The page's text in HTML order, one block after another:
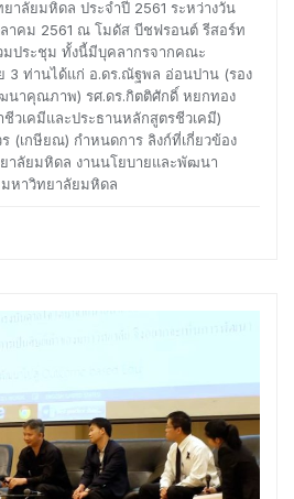
ลัยมหิดล ประจำปี 2561 ระหว่างวัน
ลาคม 2561 ณ โมดัส บีชฟรอนต์ รีสอร์ท
มประชุม ทั้งนี้มีบุคลากรจากคณะ
3 ท่านได้แก่ อ.ดร.ณัฐพล อ่อนปาน (รอง
าคุณภาพ) รศ.ดร.กิตติศักดิ์ หยกทอง
วเคมีและประธานหลักสูตรชีวเคมี)
(เกษียณ) กำหนดการ ลิงก์ที่เกี่ยวข้อง
ลัยมหิดล งานนโยบายและพัฒนา
หาวิทยาลัยมหิดล